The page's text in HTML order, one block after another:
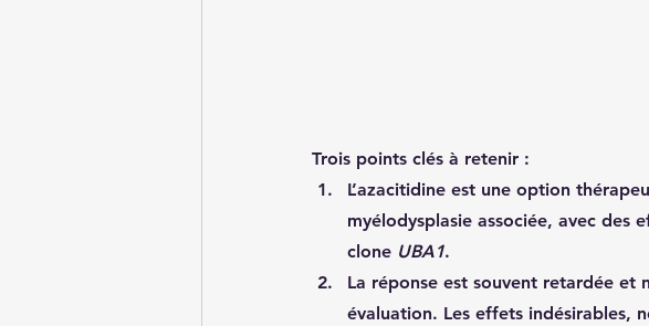
Trois points clés à retenir :
L’azacitidine est une option
myélodysplasie associée, avec des
clone UBA1.
La réponse est souvent retardée et
évaluation. Les effets indésirables,